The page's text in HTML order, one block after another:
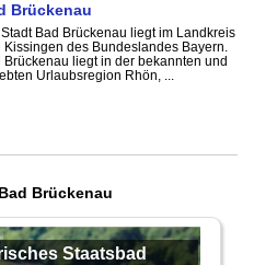
Brückenau
Stadt Bad Brückenau liegt im Landkreis
Kissingen des Bundeslandes Bayern.
Brückenau liegt in der bekannten und
Urlaubsregion Rhön, ...
Brückenau
Staatsbad